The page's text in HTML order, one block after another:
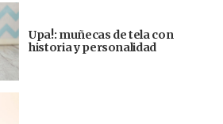
Upa!: muñecas de tela con
historia y personalidad